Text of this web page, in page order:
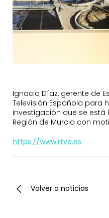
Ignacio Díaz, gerente de
Televisión Española para
investigación que se
Región de Murcia con
https://www.rtve.es
Volver a noticias